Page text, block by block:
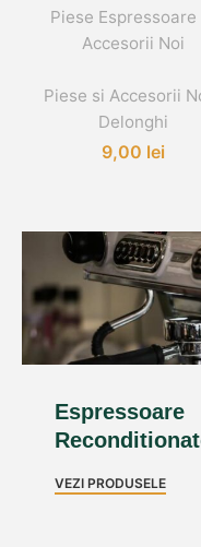
Piese Espressoare
Accesorii Noi
Piese si Accesorii
Delonghi
9,00 lei
Espressoare
VEZI PRODUSELE